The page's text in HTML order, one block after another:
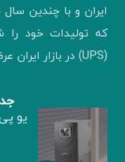
ايران و با چندين
كه توليدات خود را
(UPS) در بازار ايران عرضه مي كند.
یو